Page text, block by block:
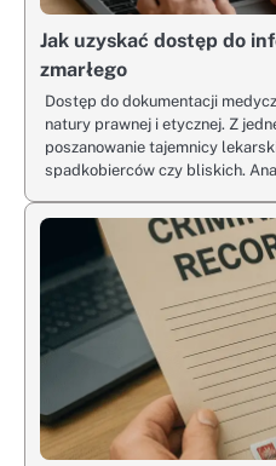
Jak uzyskać dostęp do
zmarłego
Dostęp do dokumentacji
natury prawnej i etycznej. Z
poszanowanie tajemnicy
spadkobierców czy bliskich.